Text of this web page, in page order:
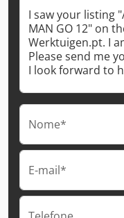
Nome*
E-mail*